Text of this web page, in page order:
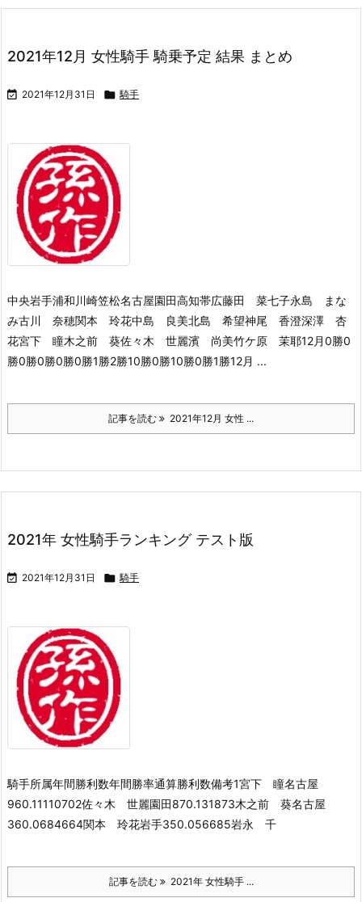
2021年12月 女性騎手 騎乗予定 結果 まとめ
 2021年12月31日  騎手
中央岩手浦和川崎笠松名古屋園田高知帯広藤田 菜七子永島 まな
み古川 奈穂関本 玲花中島 良美北島 希望神尾 香澄深澤 杏
花宮下 瞳木之前 葵佐々木 世麗濱 尚美竹ケ原 茉耶12月0勝0
勝0勝0勝0勝0勝1勝2勝10勝0勝10勝0勝1勝12月 ...
記事を読む 2021年12月 女性 ...
2021年 女性騎手ランキング テスト版
 2021年12月31日  騎手
騎手所属年間勝利数年間勝率通算勝利数備考1宮下 瞳名古屋
960.11110702佐々木 世麗園田870.131873木之前 葵名古屋
360.0684664関本 玲花岩手350.056685岩永 千
記事を読む 2021年 女性騎手 ...